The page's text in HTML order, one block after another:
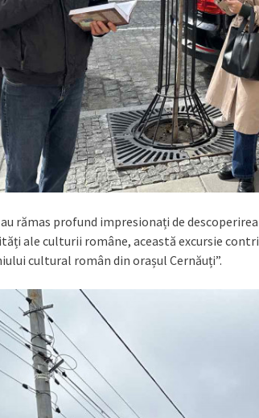
rămas profund impresionați de
ale culturii române, această excursie
cultural român din orașul Cernăuți”.